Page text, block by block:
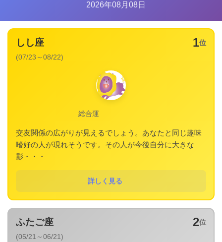
2026年08月08日
1位
しし座
(07/23～08/22)
総合運
交友関係の広がりが見えるでしょう。あなたと同じ趣味
嗜好の人が現れそうです。その人が今後自分に大きな
影・・・
詳しく見る
2位
ふたご座
(05/21～06/21)